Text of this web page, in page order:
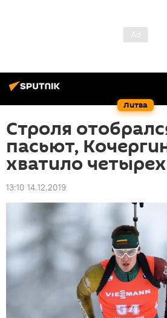
Литва
Строля
пасьют,
хватило
13:10 14.12.2019